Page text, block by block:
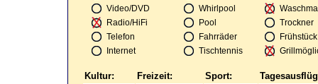
Video/DVD
Whirlpool
Radio/HiFi
Pool
Trockner
Telefon
Fahrräder
Internet
Tischtennis
Kultur: Freizeit: Sport: